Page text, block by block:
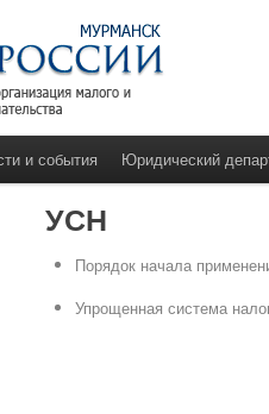
и события Юридический
УСН
Порядок начала
Упрощенная система